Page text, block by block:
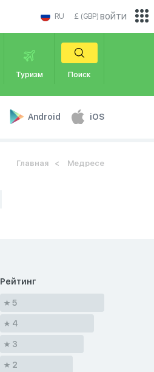
RU £ (GBP)
Туризм Поиск
Android iOS
войти
Главная Медресе
Рейтинг
5
4
3
2